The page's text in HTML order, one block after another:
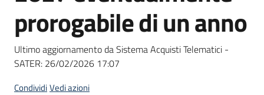
English
site
prorogabile di un anno
Ultimo aggiornamento da Sistema Acquisti Telematici -
SATER: 26/02/2026 17:07
CondividiVedi azioni